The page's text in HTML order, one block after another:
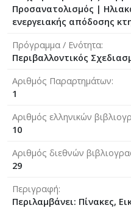
Προσανατολισμός |
ενεργειακής απόδοσης
Πρόγραμμα / Ενότητα
Περιβαλλοντικός
Αριθμός Παραρτημάτων
1
Αριθμός ελληνικών
10
Αριθμός διεθνών
29
Περιγραφή
Περιλαμβάνει: Πίνακες,